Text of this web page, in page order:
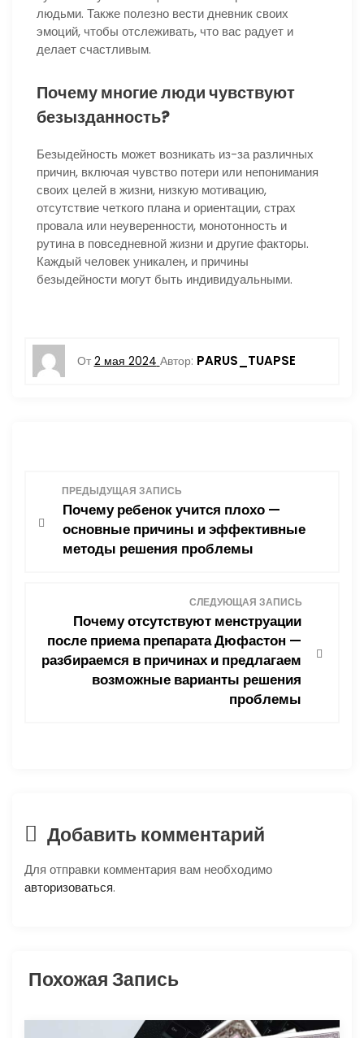
людьми. Также полезно вести дневник своих
эмоций, чтобы отслеживать, что вас радует и
делает счастливым.
Почему многие люди чувствуют
безызданность?
Безыдейность может возникать из-за различных
причин, включая чувство потери или непонимания
своих целей в жизни, низкую мотивацию,
отсутствие четкого плана и ориентации, страх
провала или неуверенности, монотонность и
рутина в повседневной жизни и другие факторы.
Каждый человек уникален, и причины
безыдейности могут быть индивидуальными.
От 2 мая 2024 Автор: PARUS_TUAPSE
п
о
з
ПРЕДЫДУЩАЯ ЗАПИСЬ
Почему ребенок учится плохо —
основные причины и эффективные
методы решения проблемы
СЛЕДУЮЩАЯ ЗАПИСЬ
Почему отсутствуют менструации
после приема препарата Дюфастон —
разбираемся в причинах и предлагаем
возможные варианты решения
проблемы
Добавить комментарий
Для отправки комментария вам необходимо
авторизоваться.
Похожая Запись